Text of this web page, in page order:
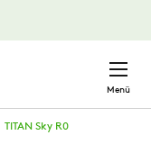
Menü
TITAN Sky R0